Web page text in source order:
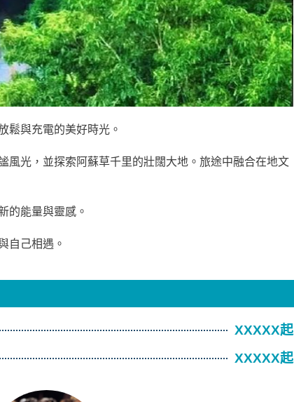
鬆與充電的美好時光。
風光，並探索 阿蘇草千里的壯闊大地。旅途中融合在地文
的能量與靈感。
自己相遇。
XXXXX起
XXXXX起